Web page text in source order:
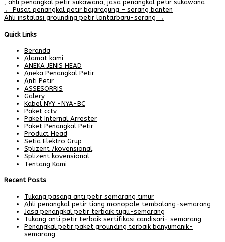
, ahli penangkal petir sukawana, jasa penangkal petir sukawana
Post
navigation
← Pusat penangkal petir bajaragung – serang banten
Ahli instalasi grounding petir lontarbaru-serang →
Quick Links
Beranda
Alamat kami
ANEKA JENIS HEAD
Aneka Penangkal Petir
Anti Petir
ASSESORRIS
Galery
Kabel NYY -NYA-BC
Paket cctv
Paket Internal Arrester
Paket Penangkal Petir
Product Head
Setia Elektro Grup
Splizent /kovensional
Splizent kovensional
Tentang Kami
Recent Posts
Tukang pasang anti petir semarang timur
Ahli penangkal petir tiang monopole tembalang-semarang
Jasa penangkal petir terbaik tugu-semarang
Tukang anti petir terbaik sertifikasi candisari- semarang
Penangkal petir paket grounding terbaik banyumanik-
semarang